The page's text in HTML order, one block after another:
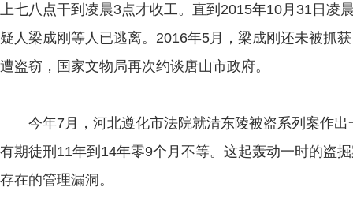
上七八点干到凌晨3点才收工。直到2015年10月31日凌
疑人梁成刚等人已逃离。2016年5月，梁成刚还未被抓
遭盗窃，国家文物局再次约谈唐山市政府。
今年7月，河北遵化市法院就清东陵被盗系列案作出
有期徒刑11年到14年零9个月不等。这起轰动一时的盗
存在的管理漏洞。